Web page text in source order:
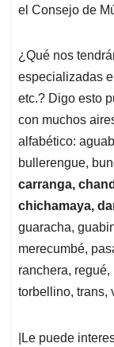
el Consejo de
¿Qué nos
especializadas
etc.? Digo esto
con muchos
alfabético:
bullerengue,
carranga,
chichamaya,
guaracha,
merecumbé,
ranchera,
torbellino, trans,
|Le puede